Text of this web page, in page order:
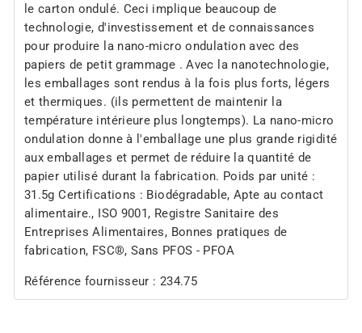
le carton ondulé. Ceci implique beaucoup de
technologie, d'investissement et de connaissances
pour produire la nano-micro ondulation avec des
papiers de petit grammage . Avec la nanotechnologie,
les emballages sont rendus à la fois plus forts, légers
et thermiques. (ils permettent de maintenir la
température intérieure plus longtemps). La nano-micro
ondulation donne à l'emballage une plus grande rigidité
aux emballages et permet de réduire la quantité de
papier utilisé durant la fabrication. Poids par unité :
31.5g Certifications : Biodégradable, Apte au contact
alimentaire., ISO 9001, Registre Sanitaire des
Entreprises Alimentaires, Bonnes pratiques de
fabrication, FSC®, Sans PFOS - PFOA
Référence fournisseur : 234.75